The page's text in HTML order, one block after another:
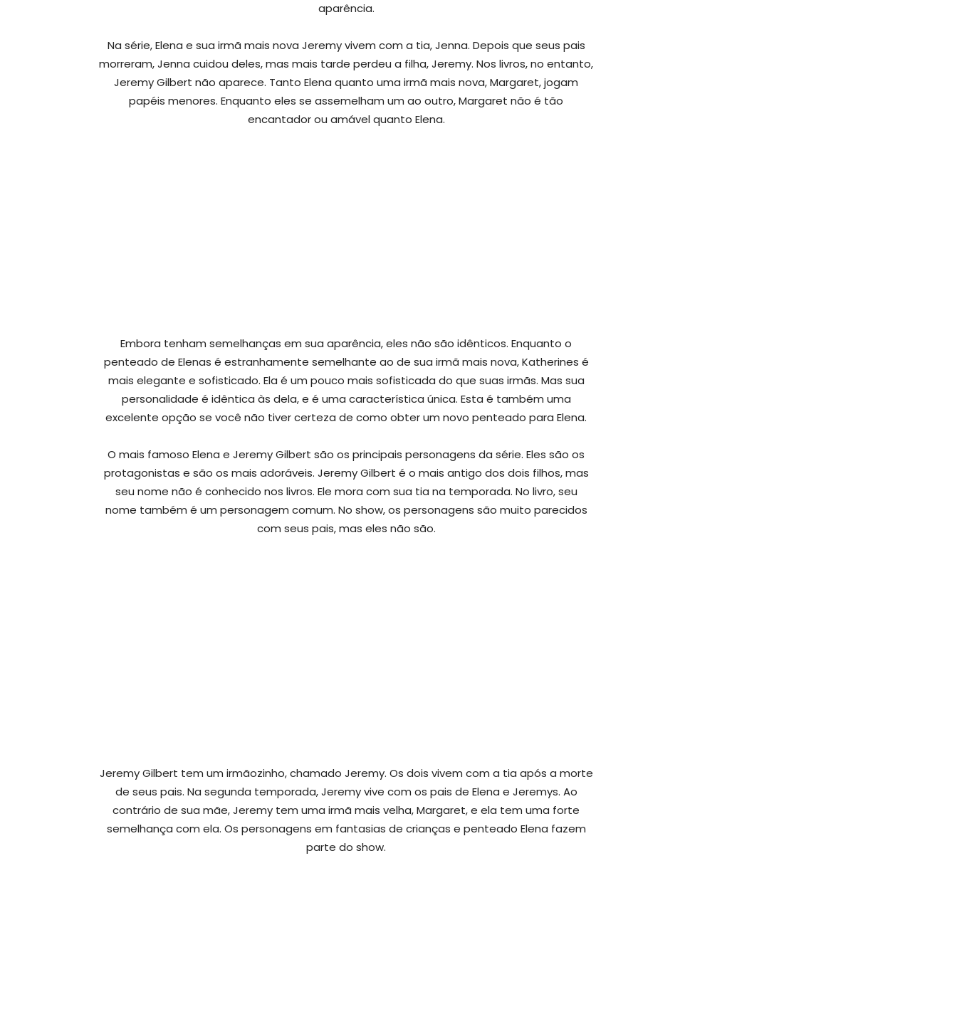
aparência.
Na série, Elena e sua irmã mais nova Jeremy vivem com a tia, Jenna. Depois que seus pais
morreram, Jenna cuidou deles, mas mais tarde perdeu a filha, Jeremy. Nos livros, no entanto,
Jeremy Gilbert não aparece. Tanto Elena quanto uma irmã mais nova, Margaret, jogam
papéis menores. Enquanto eles se assemelham um ao outro, Margaret não é tão
encantador ou amável quanto Elena.
Embora tenham semelhanças em sua aparência, eles não são idênticos. Enquanto o
penteado de Elenas é estranhamente semelhante ao de sua irmã mais nova, Katherines é
mais elegante e sofisticado. Ela é um pouco mais sofisticada do que suas irmãs. Mas sua
personalidade é idêntica às dela, e é uma característica única. Esta é também uma
excelente opção se você não tiver certeza de como obter um novo penteado para Elena.
O mais famoso Elena e Jeremy Gilbert são os principais personagens da série. Eles são os
protagonistas e são os mais adoráveis. Jeremy Gilbert é o mais antigo dos dois filhos, mas
seu nome não é conhecido nos livros. Ele mora com sua tia na temporada. No livro, seu
nome também é um personagem comum. No show, os personagens são muito parecidos
com seus pais, mas eles não são.
Jeremy Gilbert tem um irmãozinho, chamado Jeremy. Os dois vivem com a tia após a morte
de seus pais. Na segunda temporada, Jeremy vive com os pais de Elena e Jeremys. Ao
contrário de sua mãe, Jeremy tem uma irmã mais velha, Margaret, e ela tem uma forte
semelhança com ela. Os personagens em fantasias de crianças e penteado Elena fazem
parte do show.